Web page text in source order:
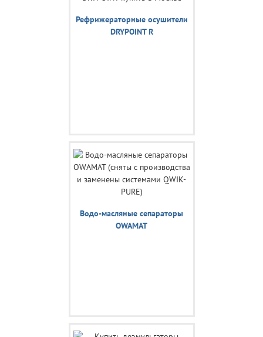
Рефрижераторные осушители
DRYPOINT R
Водо-масляные сепараторы
OWAMAT